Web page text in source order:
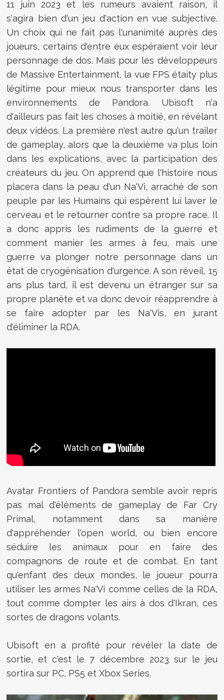
11 juin 2023 et les rumeurs avaient raison, il
s'agira bien d'un jeu d'action en vue subjective.
Un choix qui ne fait pas l'unanimité auprès des
joueurs, certains d'entre eux espéraient voir leur
personnage de dos. Mais pour les développeurs
de Massive Entertainment, la vue FPS étaity plus
légitime pour mieux nous transporter dans les
environnements de Pandora. Ubisoft n'a
d'ailleurs pas fait les choses à moitié, en révélant
deux vidéos. La première n'est autre qu'un trailer
de gameplay, alors que la deuxième va plus loin
dans les explications, avec la participation des
créateurs du jeu. On apprend que l'histoire nous
placera dans la peau d'un Na'Vi, arraché de son
peuple par les Humains qui espèrent lui laver le
cerveau et le retourner contre sa propre race. Il
a donc appris les rudiments de la guerre et
comment manier les armes à feu, mais une
guerre va plonger notre personnage dans un
état de cryogénisation d'urgence. A son réveil, 15
ans plus tard, il est devenu un étranger sur sa
propre planète et va donc devoir réapprendre à
se faire adopter par les Na'Vis, en jurant
d'éliminer la RDA.
Avatar Frontiers of Pandora semble avoir repris
pas mal d'éléments de gameplay de Far Cry
Primal, notamment dans sa manière
d'appréhender l'open world, ou bien encore
séduire les animaux pour en faire des
compagnons de route et de combat. En tant
qu'enfant des deux mondes, le joueur pourra
utiliser les armes Na'Vi comme celles de la RDA,
tout comme dompter les airs à dos d'Ikran, ces
sortes de dragons volants.
Ubisoft en a profité pour révéler la date de
sortie, et c'est le 7 décembre 2023 sur le jeu
sortira sur PC, PS5 et Xbox Series.